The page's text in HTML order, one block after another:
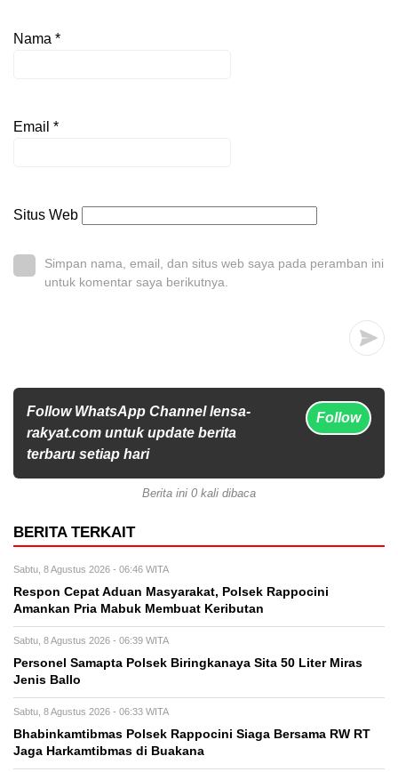
Nama *
Email *
Situs Web
Simpan nama, email, dan situs web saya pada peramban ini
untuk komentar saya berikutnya.
Follow WhatsApp Channel lensa-
rakyat.com untuk update berita
terbaru setiap hari
Follow
Berita ini 0 kali dibaca
BERITA TERKAIT
Sabtu, 8 Agustus 2026 - 06:46 WITA
Respon Cepat Aduan Masyarakat, Polsek Rappocini
Amankan Pria Mabuk Membuat Keributan
Sabtu, 8 Agustus 2026 - 06:39 WITA
Personel Samapta Polsek Biringkanaya Sita 50 Liter Miras
Jenis Ballo
Sabtu, 8 Agustus 2026 - 06:33 WITA
Bhabinkamtibmas Polsek Rappocini Siaga Bersama RW RT
Jaga Harkamtibmas di Buakana